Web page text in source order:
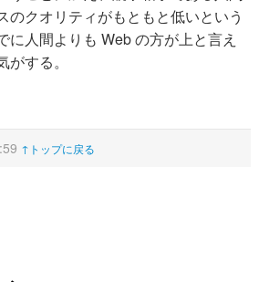
のクオリティがもともと低いという
に人間よりも Web の方が上と言え
する。
↑トップに戻る